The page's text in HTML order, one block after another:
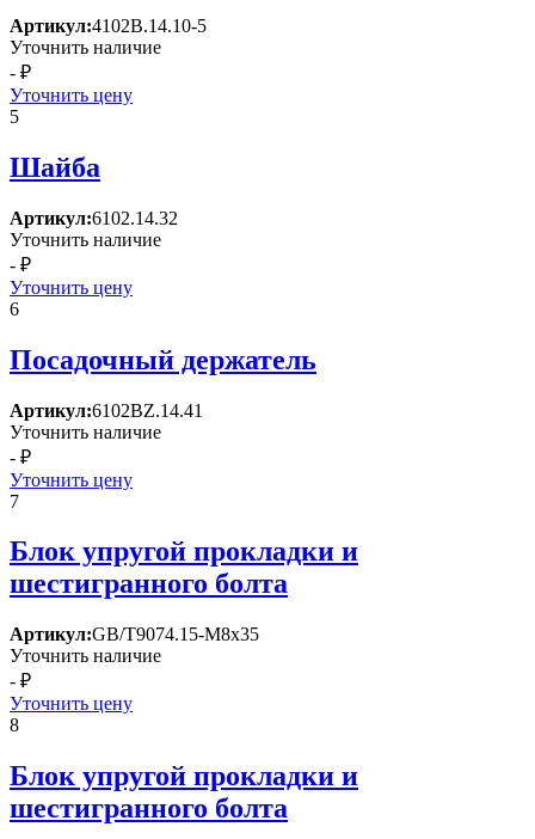
Артикул:4102В.14.10-5
Уточнить наличие
- ₽
Уточнить цену
5
Шайба
Артикул:6102.14.32
Уточнить наличие
- ₽
Уточнить цену
6
Посадочный держатель
Артикул:6102BZ.14.41
Уточнить наличие
- ₽
Уточнить цену
7
Блок упругой прокладки и
шестигранного болта
Артикул:GB/T9074.15-M8x35
Уточнить наличие
- ₽
Уточнить цену
8
Блок упругой прокладки и
шестигранного болта